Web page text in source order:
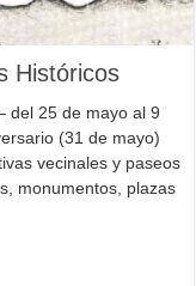
Históricos
del 25 de mayo al 9
(31 de mayo)
vecinales y paseos
monumentos, plazas